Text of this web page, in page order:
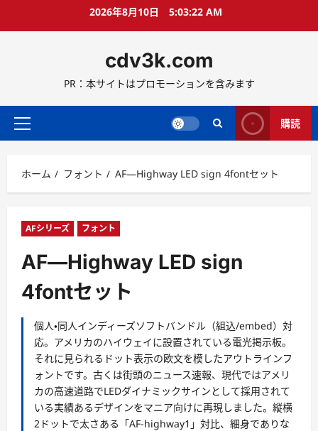
ス
ッ
2026年8月10日 5:03:23 AM
cdv3k.com
PR：本サイトはプロモーションを含みます
メ
メ
ニ
ー
購読
ホーム フォント AF―Highway LED sign 4fontセット
AFシリーズ フォント
AF―Highway LED sign
4fontセット
個人・同人インディーズソフトバンドル（組込/embed）対
応。アメリカのハイウェイに設置されている電光掲示板。
それに見られるドット表示の欧文を模したアウトラインフ
ォントです。古くは街頭のニュース速報、現代ではアメリ
カの高速道路でLEDダイナミックサインとして採用されて
いる実績あるデザインをマニア向けに再現しました。縦横
2ドットで太さある「AF-highway1」対比、細身でありな